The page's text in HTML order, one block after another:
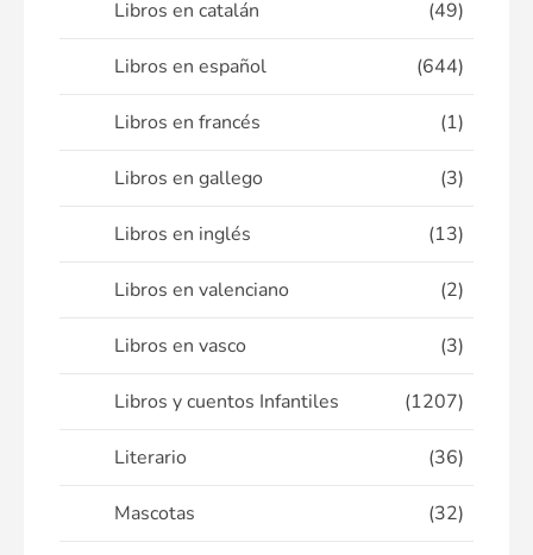
Libros en catalán (49)
Libros en español (644)
Libros en francés (1)
Libros en gallego (3)
Libros en inglés (13)
Libros en valenciano (2)
Libros en vasco (3)
Libros y cuentos Infantiles (1207)
Literario (36)
Mascotas (32)